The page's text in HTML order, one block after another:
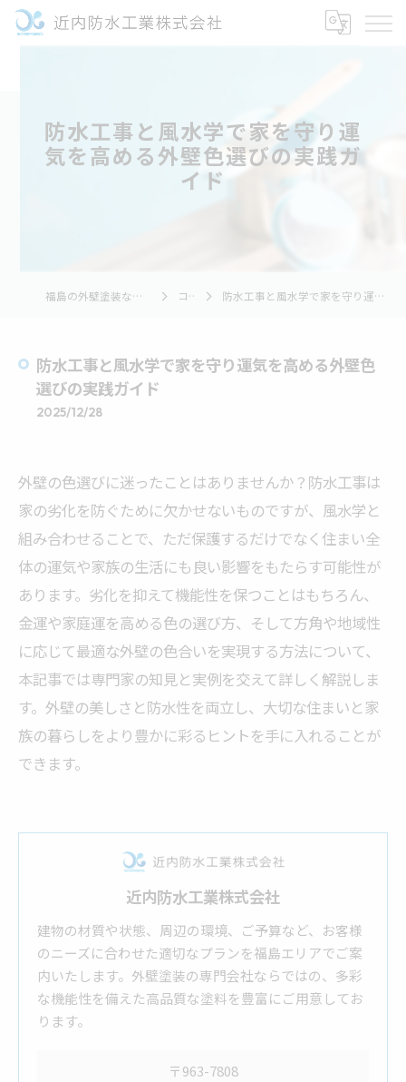
防水工事と風水学で家を守り運
気を高める外壁色選びの実践ガ
イド
福島の外壁塗装なら近内防水工業株式会社 コラム 防水工事と風水学で家を守り運気を高める外壁色選びの実践ガイド
防水工事と風水学で家を守り運気を高める外壁色
選びの実践ガイド
2025/12/28
外壁の色選びに迷ったことはありませんか？防水工事は
家の劣化を防ぐために欠かせないものですが、風水学と
組み合わせることで、ただ保護するだけでなく住まい全
体の運気や家族の生活にも良い影響をもたらす可能性が
あります。劣化を抑えて機能性を保つことはもちろん、
金運や家庭運を高める色の選び方、そして方角や地域性
に応じて最適な外壁の色合いを実現する方法について、
本記事では専門家の知見と実例を交えて詳しく解説しま
す。外壁の美しさと防水性を両立し、大切な住まいと家
族の暮らしをより豊かに彩るヒントを手に入れることが
できます。
近内防水工業株式会社
建物の材質や状態、周辺の環境、ご予算など、お客様
のニーズに合わせた適切なプランを福島エリアでご案
内いたします。外壁塗装の専門会社ならではの、多彩
な機能性を備えた高品質な塗料を豊富にご用意してお
ります。
〒963-7808